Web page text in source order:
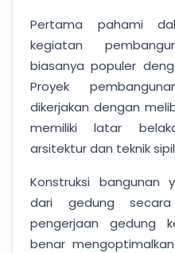
Pertama pahami
kegiatan
biasanya populer
Proyek
dikerjakan dengan
memiliki latar
arsitektur dan teknik
Konstruksi bangunan
dari gedung secara
pengerjaan gedung
benar